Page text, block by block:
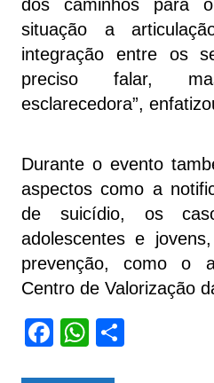
dos caminhos para
situação a
integração entre os
preciso falar,
esclarecedora”,
Durante o evento
aspectos como a
de suicídio, os
adolescentes e
prevenção, como o
Centro de Valorização
F W S